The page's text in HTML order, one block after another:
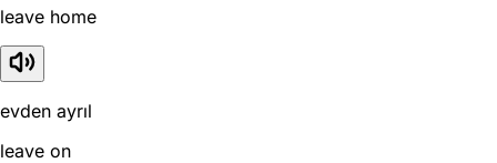
leave home
evden ayrıl
leave on